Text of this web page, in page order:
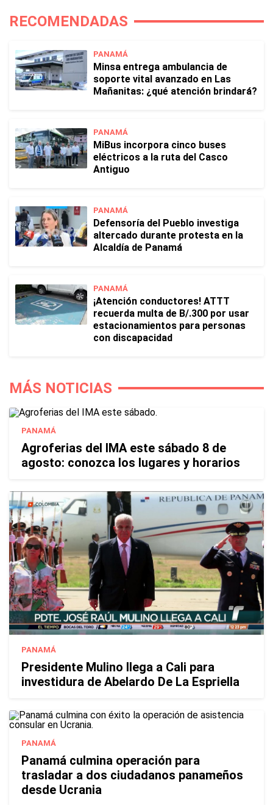
RECOMENDADAS
PANAMÁ
Minsa entrega ambulancia de
soporte vital avanzado en Las
Mañanitas: ¿qué atención brindará?
PANAMÁ
MiBus incorpora cinco buses
eléctricos a la ruta del Casco
Antiguo
PANAMÁ
Defensoría del Pueblo investiga
altercado durante protesta en la
Alcaldía de Panamá
PANAMÁ
¡Atención conductores! ATTT
recuerda multa de B/.300 por usar
estacionamientos para personas
con discapacidad
MÁS NOTICIAS
PANAMÁ
Agroferias del IMA este sábado 8 de
agosto: conozca los lugares y horarios
PANAMÁ
Presidente Mulino llega a Cali para
investidura de Abelardo De La Espriella
PANAMÁ
Panamá culmina operación para
trasladar a dos ciudadanos panameños
desde Ucrania